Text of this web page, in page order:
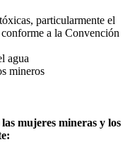
particularmente el
a la Convención
agua
mineros
mujeres mineras y los